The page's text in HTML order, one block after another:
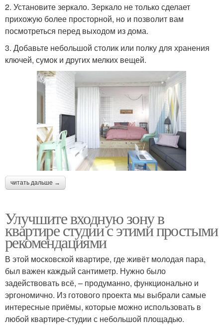
2. Установите зеркало. Зеркало не только сделает
прихожую более просторной, но и позволит вам
посмотреться перед выходом из дома.
3. Добавьте небольшой столик или полку для хранения
ключей, сумок и других мелких вещей.
читать дальше →
Улучшите входную зону в
квартире студии с этими простыми
рекомендациями
В этой московской квартире, где живёт молодая пара,
был важен каждый сантиметр. Нужно было
задействовать всё, – продуманно, функционально и
эргономично. Из готового проекта мы выбрали самые
интересные приёмы, которые можно использовать в
любой квартире-студии с небольшой площадью.